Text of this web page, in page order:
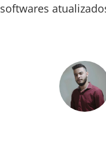
softwares